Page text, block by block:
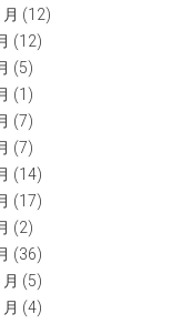
(12)
(12)
(5)
(1)
(7)
(7)
(14)
(17)
(2)
(36)
(5)
(4)